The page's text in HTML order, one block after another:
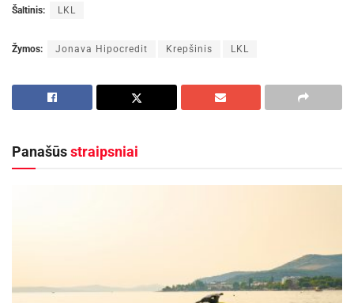
Šaltinis: LKL
Žymos: Jonava Hipocredit Krepšinis LKL
Panašūsstraipsniai